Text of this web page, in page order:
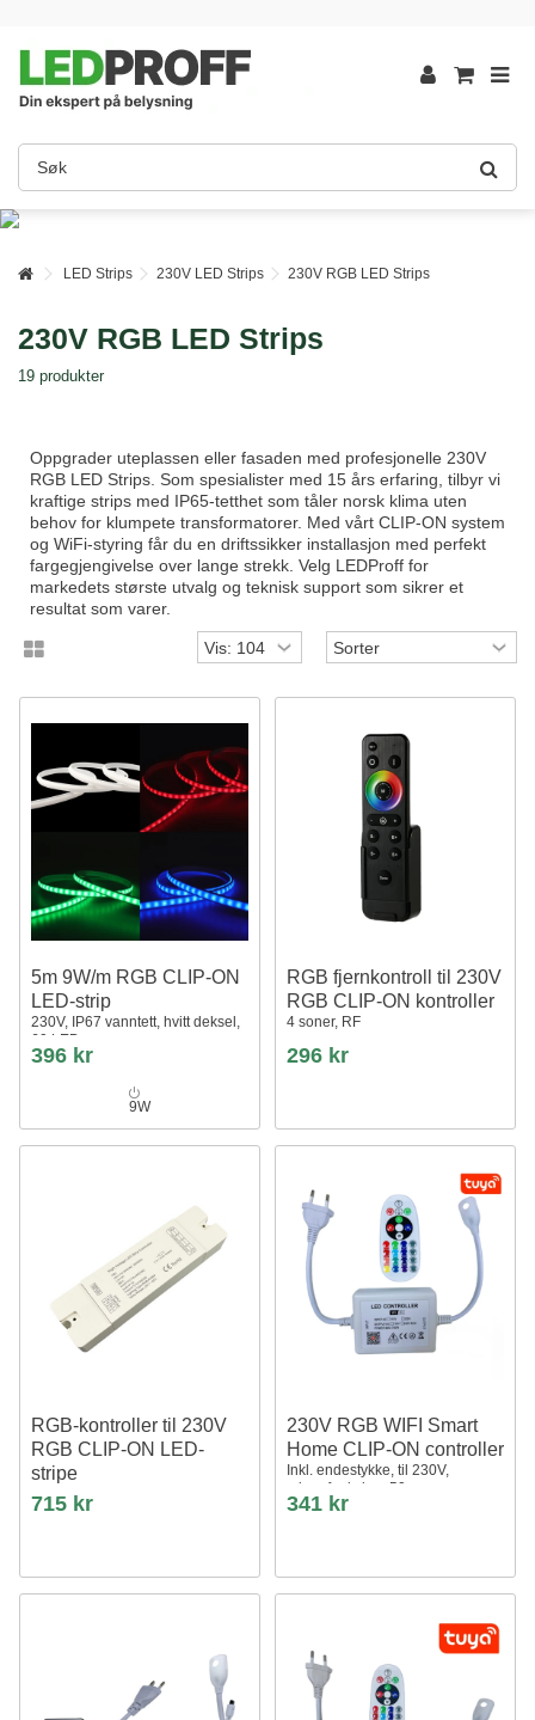
LED Strips 230V LED Strips 230V RGB LED Strips
230V RGB LED Strips
19 produkter
Oppgrader uteplassen eller fasaden med profesjonelle 230V
RGB LED Strips. Som spesialister med 15 års erfaring, tilbyr vi
kraftige strips med IP65-tetthet som tåler norsk klima uten
behov for klumpete transformatorer. Med vårt CLIP-ON system
og WiFi-styring får du en driftssikker installasjon med perfekt
fargegjengivelse over lange strekk. Velg LEDProff for
markedets største utvalg og teknisk support som sikrer et
resultat som varer.
5m 9W/m RGB CLIP-ON
LED-strip
230V, IP67 vanntett, hvitt deksel,
60 LED
396 kr
9W
RGB fjernkontroll til 230V
RGB CLIP-ON kontroller
4 soner, RF
296 kr
RGB-kontroller til 230V
RGB CLIP-ON LED-
stripe
Inkl. endestykke, RF, 230V, 50m
715 kr
230V RGB WIFI Smart
Home CLIP-ON controller
Inkl. endestykke, til 230V,
minnefunksjon, 50 m
341 kr